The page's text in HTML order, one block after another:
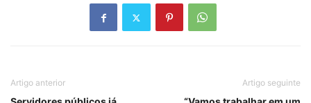
Artigo anterior Artigo seguinte